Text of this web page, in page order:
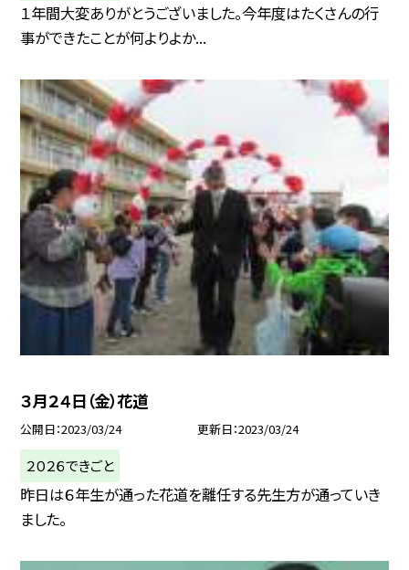
１年間大変ありがとうございました。今年度はたくさんの行
事ができたことが何よりよか...
３月２４日（金）花道
公開日 2023/03/24 更新日 2023/03/24
２０２６できごと
昨日は６年生が通った花道を離任する先生方が通っていき
ました。